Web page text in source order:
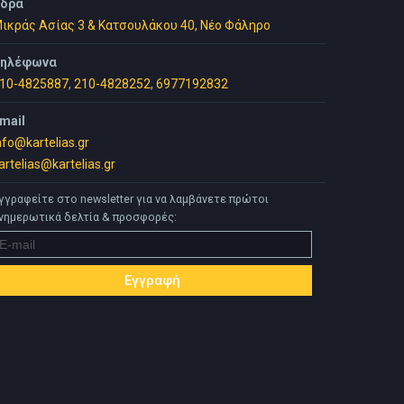
Ασίας 3 & Κατσουλάκου 40, Νέο Φάληρο
4825887, 210-4828252, 6977192832
στο newsletter για να λαμβάνετε πρώτοι
δελτία & προσφορές: